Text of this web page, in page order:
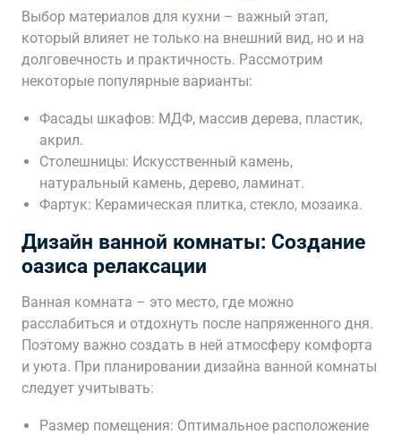
Выбор материалов для кухни – важный этап,
который влияет не только на внешний вид, но и на
долговечность и практичность. Рассмотрим
некоторые популярные варианты:
Фасады шкафов: МДФ, массив дерева, пластик,
акрил.
Столешницы: Искусственный камень,
натуральный камень, дерево, ламинат.
Фартук: Керамическая плитка, стекло, мозаика.
Дизайн ванной комнаты: Создание
оазиса релаксации
Ванная комната – это место, где можно
расслабиться и отдохнуть после напряженного дня.
Поэтому важно создать в ней атмосферу комфорта
и уюта. При планировании дизайна ванной комнаты
следует учитывать:
Размер помещения: Оптимальное расположение